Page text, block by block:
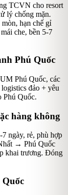
TCVN cho resort
lý chống mặn.
hạn chế gỉ
che, bền 5-7
Phú Quốc
Phú Quốc, các
đảo + yêu
Phú Quốc.
hàng không
ngày, rẻ, phù hợp
→ Phú Quốc
khai trương. Đóng